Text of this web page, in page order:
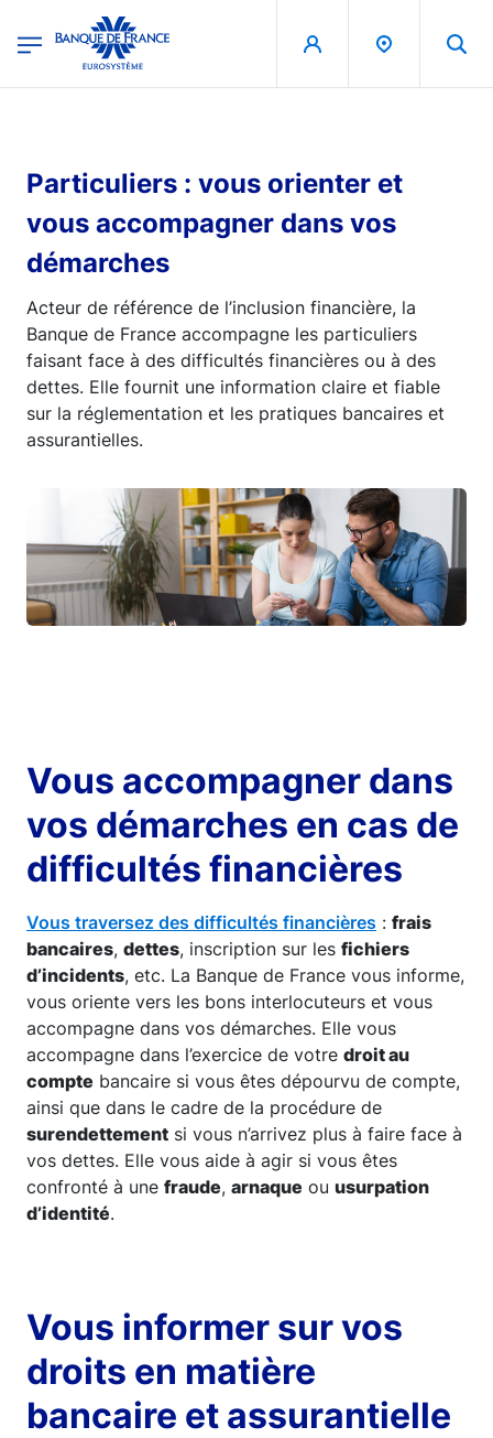
Banque de France - Menu Principal
Particuliers : vous orienter et
vous accompagner dans vos
démarches
Acteur de référence de l’inclusion financière, la
Banque de France accompagne les particuliers
faisant face à des difficultés financières ou à des
dettes. Elle fournit une information claire et fiable
sur la réglementation et les pratiques bancaires et
assurantielles.
Vous accompagner dans
vos démarches en cas de
difficultés financières
Vous traversez des difficultés financières : frais
bancaires, dettes, inscription sur les fichiers
d’incidents, etc. La Banque de France vous informe,
vous oriente vers les bons interlocuteurs et vous
accompagne dans vos démarches. Elle vous
accompagne dans l’exercice de votre droit au
compte bancaire si vous êtes dépourvu de compte,
ainsi que dans le cadre de la procédure de
surendettement si vous n’arrivez plus à faire face à
vos dettes. Elle vous aide à agir si vous êtes
confronté à une fraude, arnaque ou usurpation
d’identité.
Vous informer sur vos
droits en matière
bancaire et assurantielle